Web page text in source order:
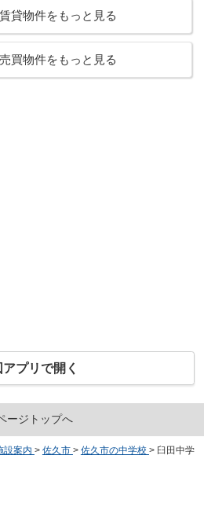
貸物件をもっと見る
買物件をもっと見る
プリで開く
ージトップへ
設案内 > 佐久市 > 佐久市の中学校 > 臼田中学